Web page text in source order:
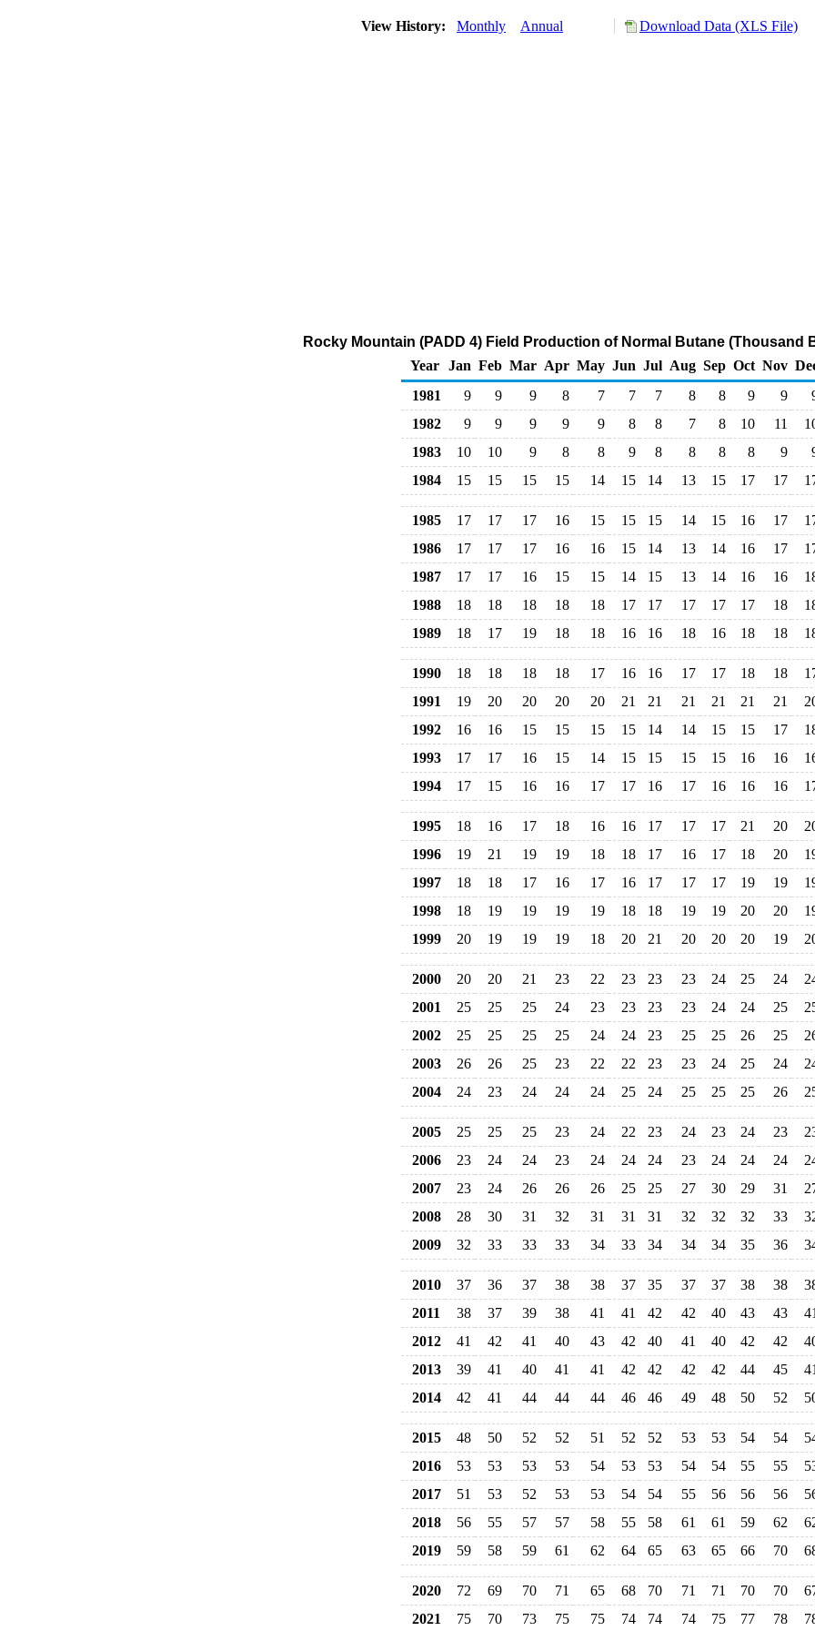
View History: Monthly Annual Download Data (XLS File)
Rocky Mountain (PADD 4) Field Production of Normal Butane (Thousand
Year
Jan Feb Mar Apr May Jun Jul Aug Sep Oct Nov
1981
9 9 9 8 7 7 7 8 8 9 9
1982
9 9 9 9 9 8 8 7 8 10 11
1983
10 10 9 8 8 9 8 8 8 8 9
1984
15 15 15 15 14 15 14 13 15 17 17
1985 17 17 17 16 15 15 15 14 15 16 17
1986
17 17 17 16 16 15 14 13 14 16 17
1987
17 17 16 15 15 14 15 13 14 16 16
1988
18 18 18 18 18 17 17 17 17 17 18
1989
18 17 19 18 18 16 16 18 16 18 18
1990 18 18 18 18 17 16 16 17 17 18 18
1991
19 20 20 20 20 21 21 21 21 21 21
1992
16 16 15 15 15 15 14 14 15 15 17
1993
17 17 16 15 14 15 15 15 15 16 16
1994
17 15 16 16 17 17 16 17 16 16 16
1995 18 16 17 18 16 16 17 17 17 21 20
1996
19 21 19 19 18 18 17 16 17 18 20
1997
18 18 17 16 17 16 17 17 17 19 19
1998
18 19 19 19 19 18 18 19 19 20 20
1999
20 19 19 19 18 20 21 20 20 20 19
2000 20 20 21 23 22 23 23 23 24 25 24
2001
25 25 25 24 23 23 23 23 24 24 25
2002
25 25 25 25 24 24 23 25 25 26 25
2003
26 26 25 23 22 22 23 23 24 25 24
2004
24 23 24 24 24 25 24 25 25 25 26
2005 25 25 25 23 24 22 23 24 23 24 23
2006
23 24 24 23 24 24 24 23 24 24 24
2007
23 24 26 26 26 25 25 27 30 29 31
2008
28 30 31 32 31 31 31 32 32 32 33
2009
32 33 33 33 34 33 34 34 34 35 36
2010 37 36 37 38 38 37 35 37 37 38 38
2011
38 37 39 38 41 41 42 42 40 43 43
41
2012
41 42 41 40 43 42 40 41 40 42 42
2013
39 41 40 41 41 42 42 42 42 44 45
41
2014
42 41 44 44 44 46 46 49 48 50 52
2015 48 50 52 52 51 52 52 53 53 54 54
2016
53 53 53 53 54 53 53 54 54 55 55
2017
51 53 52 53 53 54 54 55 56 56 56
2018
56 55 57 57 58 55 58 61 61 59 62
2019
59 58 59 61 62 64 65 63 65 66 70
2020 72 69 70 71 65 68 70 71 71 70 70
2021
75 70 73 75 75 74 74 74 75 77 78